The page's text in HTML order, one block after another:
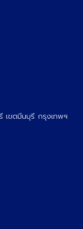
ขตมีนบุรี กรุงเทพฯ